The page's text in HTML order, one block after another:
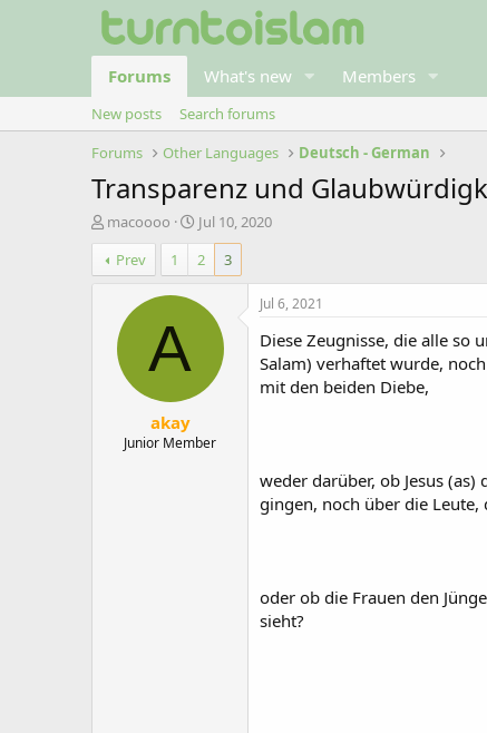
Forums What's new Members
New posts
Search forums
Forums
Other Languages Deutsch - German
Transparenz und
T
h
r
e
macoooo
S
t
a
r
t
Jul 10, 2020
Prev
1 2 3
A
akay
Junior Member
Jul 6, 2021
Diese Zeugnisse, die alle so
Salam) verhaftet wurde,
mit den beiden Diebe,
weder darüber, ob Jesus
gingen, noch über die
oder ob die Frauen den
sieht?